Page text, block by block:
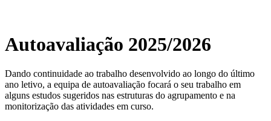
Autoavaliação 2025/2026
Dando continuidade ao trabalho desenvolvido ao longo do último
ano letivo, a equipa de autoavaliação focará o seu trabalho em
alguns estudos sugeridos nas estruturas do agrupamento e na
monitorização das atividades em curso.